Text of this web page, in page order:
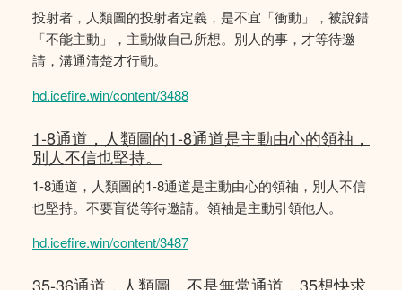
投射者，人類圖的投射者定義，是不宜「衝動」，被說錯
「不能主動」，主動做自己所想。別人的事，才等待邀
請，溝通清楚才行動。
hd.icefire.win/content/3488
1-8通道，人類圖的1-8通道是主動由心的領䄂，
別人不信也堅持。
1-8通道，人類圖的1-8通道是主動由心的領䄂，別人不信
也堅持。不要盲從等待邀請。領袖是主動引領他人。
hd.icefire.win/content/3487
35-36通道，人類圖，不是無常通道，35想快求